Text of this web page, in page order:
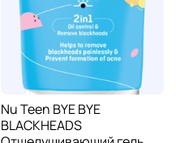
Nu Teen BYE BYE
BLACKHEADS